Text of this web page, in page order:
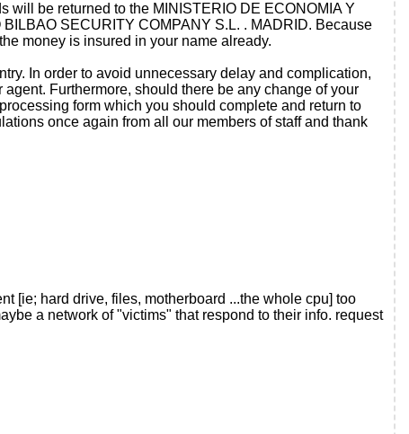
will be returned to the MINISTERIO DE ECONOMIA Y
SECURITY COMPANY S.L. . MADRID. Because
money is insured in your name already.
In order to avoid unnecessary delay and complication,
Furthermore, should there be any change of your
form which you should complete and return to
once again from all our members of staff and thank
[ie; hard drive, files, motherboard ...the whole cpu] too
a network of "victims" that respond to their info. request